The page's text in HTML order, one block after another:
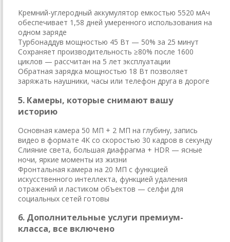
Кремний-углеродный аккумулятор емкостью 5520 мАч
обеспечивает 1,58 дней умеренного использования на
одном заряде
Турбонаддув мощностью 45 Вт — 50% за 25 минут
Сохраняет производительность ≥80% после 1600
циклов — рассчитан на 5 лет эксплуатации
Обратная зарядка мощностью 18 Вт позволяет
заряжать наушники, часы или телефон друга в дороге
5. Камеры, которые снимают вашу
историю
Основная камера 50 МП + 2 МП на глубину, запись
видео в формате 4K со скоростью 30 кадров в секунду
Слияние света, большая диафрагма + HDR — ясные
ночи, яркие моменты из жизни
Фронтальная камера на 20 МП с функцией
искусственного интеллекта, функцией удаления
отражений и ластиком объектов — селфи для
социальных сетей готовы
6. Дополнительные услуги премиум-
класса, все включено